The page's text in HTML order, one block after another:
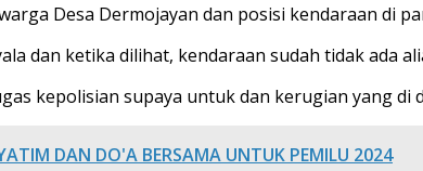
Desa Dermojayan dan posisi kendaraan di
dan ketika dilihat, kendaraan sudah tidak ada
kepolisian supaya untuk dan kerugian yang di
DAN DO'A BERSAMA UNTUK PEMILU 2024